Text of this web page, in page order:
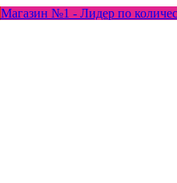
Магазин №1 - Лидер по